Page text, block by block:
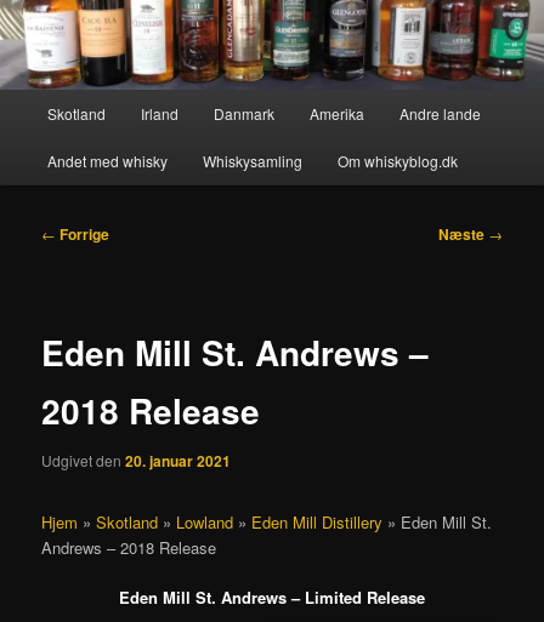
Skotland Irland Danmark Amerika Andre lande
Andet med whisky Whiskysamling Om whiskyblog.dk
Indlægsnavigation
← Forrige Næste →
Eden Mill St. Andrews –
2018 Release
Udgivet den20. januar 2021
Hjem »Skotland » Lowland » Eden Mill Distillery » Eden Mill St.
Andrews – 2018 Release
Eden Mill St. Andrews – Limited Release